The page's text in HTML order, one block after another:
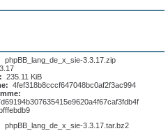
phpBB_lang_de_x_sie-3.3.17.zip
235.11 KiB
4fef318b8cccf647048bc0af2f3ac994
phpBB_lang_de_x_sie-3.3.17.tar.bz2